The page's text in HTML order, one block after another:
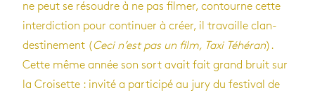
ne peut se résoudre à ne pas fil­mer, contourne cette
inter­dic­tion pour conti­nuer à créer, il tra­vaille clan­
des­ti­ne­ment (Ceci n’est pas un film, Taxi Téhé­ran).
Cette même année son sort avait fait grand bruit sur
la Croi­sette : invité a par­ti­cipé au jury du fes­ti­val de